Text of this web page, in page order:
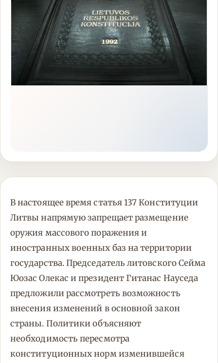
В настоящее время статья 137 Конституции
Литвы напрямую запрещает размещение
оружия массового поражения и
иностранных военных баз на территории
государства. Председатель литовского Сейма
Юозас Олекас и президент Гитанас Науседа
предложили рассмотреть возможность
внесения изменений в основной закон
страны. Политики объясняют
необходимость пересмотра
конституционных норм изменившейся